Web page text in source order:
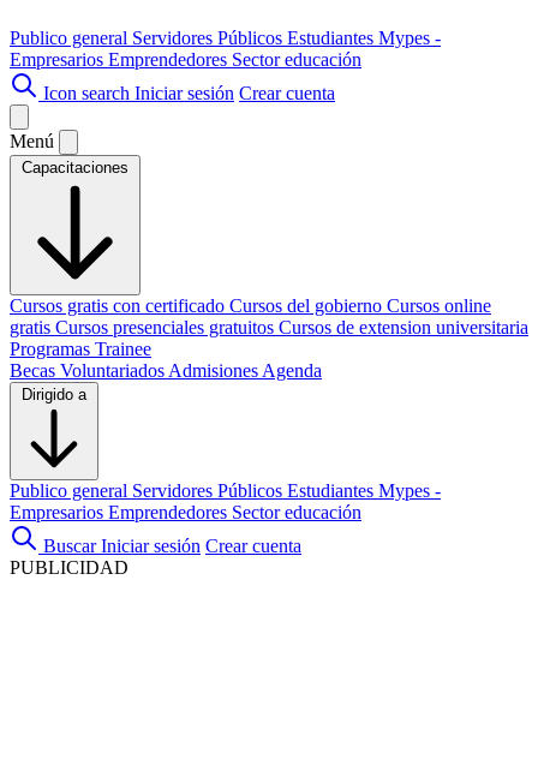
Publico general Servidores Públicos Estudiantes Mypes -
Empresarios Emprendedores Sector educación
Icon search Iniciar sesión Crear cuenta
Menú
Capacitaciones
Cursos gratis con certificado Cursos del gobierno Cursos online
gratis Cursos presenciales gratuitos Cursos de extension universitaria
Programas Trainee
Becas Voluntariados Admisiones Agenda
Dirigido a
Publico general Servidores Públicos Estudiantes Mypes -
Empresarios Emprendedores Sector educación
Buscar Iniciar sesión Crear cuenta
PUBLICIDAD